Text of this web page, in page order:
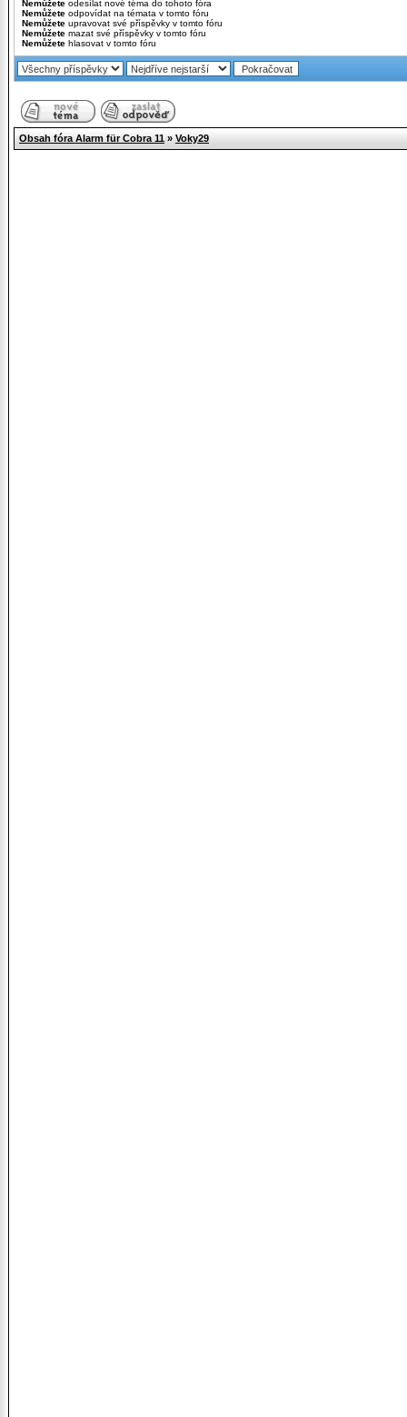
Nemůžete odesílat nové téma do tohoto fóra
Nemůžete odpovídat na témata v tomto fóru
Nemůžete upravovat své příspěvky v tomto fóru
Nemůžete mazat své příspěvky v tomto fóru
Nemůžete hlasovat v tomto fóru
Obsah fóra Alarm für Cobra 11 » Voky29